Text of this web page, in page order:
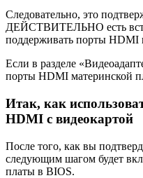
Следовательно, это
ДЕЙСТВИТЕЛЬНО есть
поддерживать порты HDMI
Если в разделе
порты HDMI
Итак, как
HDMI с видеокартой
После того, как вы
следующим шагом будет
платы в BIOS.